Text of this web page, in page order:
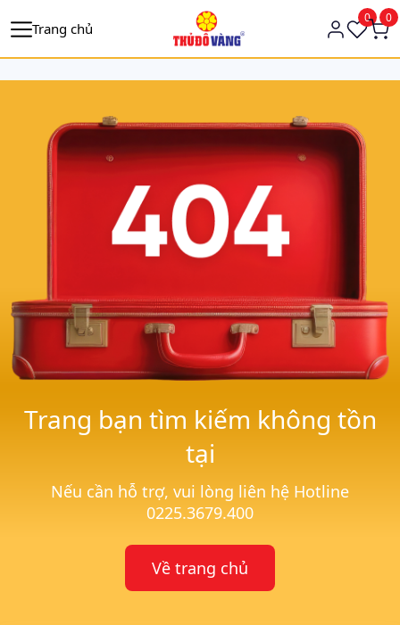
https://tagmanager.google.com/
Trang chủ
0 0
Trang bạn tìm kiếm không tồn
tại
Nếu cần hỗ trợ, vui lòng liên hệ Hotline
0225.3679.400
Về trang chủ